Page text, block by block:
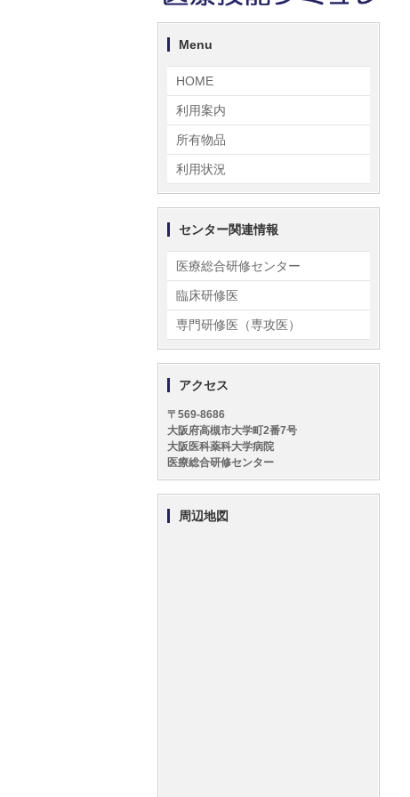
Menu
HOME
利用案内
所有物品
利用状況
センター関連情報
医療総合研修センター
臨床研修医
専門研修医（専攻医）
アクセス
〒569-8686
大阪府高槻市大学町2番7号
大阪医科薬科大学病院
医療総合研修センター
周辺地図